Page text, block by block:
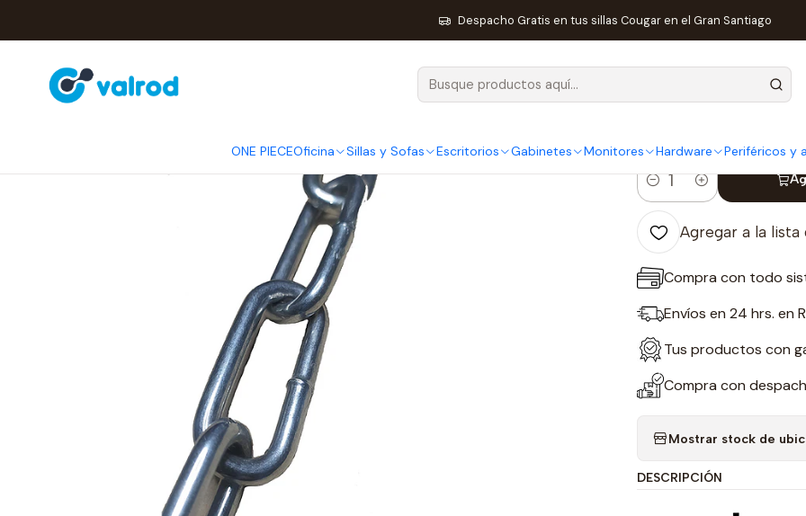
ONE PIECEOficina Sillas y Sofas Escritorios Gabinetes Monitores Hardware Periféricos y
Despacho Gratis en tus sillas Cougar en el Gran Santiago
Ferreteria Seguridad Cadena Eslabon Largo De Acero 6 mm
Cadena
Cantidad
Agregar a la lista
Compra con todo
Envíos en 24 hrs. en
Tus productos con
Compra con
Mostrar stock de
DESCRIPCIÓN